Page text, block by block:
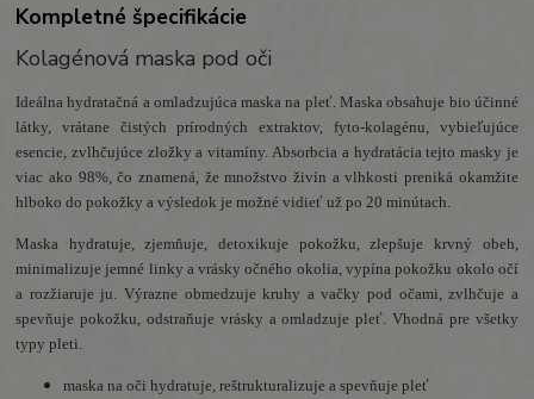
Kompletné špecifikácie
Kolagénová maska pod oči
Ideálna hydratačná a omladzujúca maska na pleť.Maska obsahuje bio účinné
látky, vrátane čistých prírodných extraktov, fyto-kolagénu, vybieľujúce
esencie, zvlhčujúce zložky a vitamíny. Absorbcia a hydratácia tejto masky je
viac ako 98%, čo znamená, že množstvo živín a vlhkosti preniká okamžite
hlboko do pokožky a výsledok je možné vidieť už po 20 minútach.
Maska hydratuje, zjemňuje, detoxikuje pokožku, zlepšuje krvný obeh,
minimalizuje jemné linky a vrásky očného okolia, vypína pokožku okolo očí
a rozžiaruje ju. Výrazne obmedzuje kruhy a vačky pod očami, zvlhčuje a
spevňuje pokožku, odstraňuje vrásky a omladzuje pleť.Vhodná pre všetky
typy pleti.
maska na oči hydratuje, reštrukturalizuje a spevňuje pleť